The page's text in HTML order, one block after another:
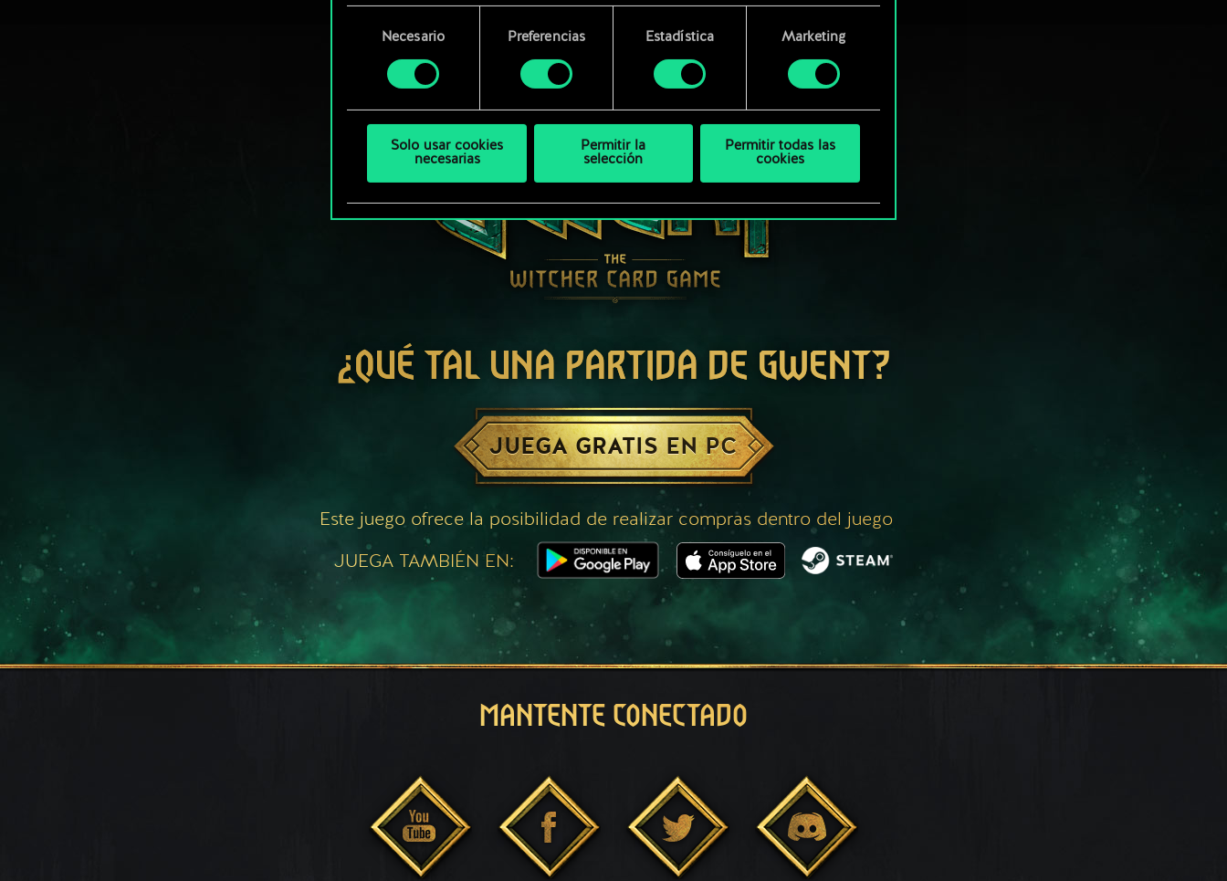
Encontrarás todos los detalles sobre nuestro uso de las cookies y
más abajo.
consentimiento
Necesario Preferencias Estadística Marketing
Solo usar cookies
necesarias
Permitir la
selección
Permitir todas las
cookies
¿QUÉ TAL UNA PARTIDA DE GWENT?
JUEGA GRATIS EN PC
Este juego ofrece la posibilidad de realizar compras dentro del juego
JUEGA TAMBIÉN EN:
MANTENTE CONECTADO